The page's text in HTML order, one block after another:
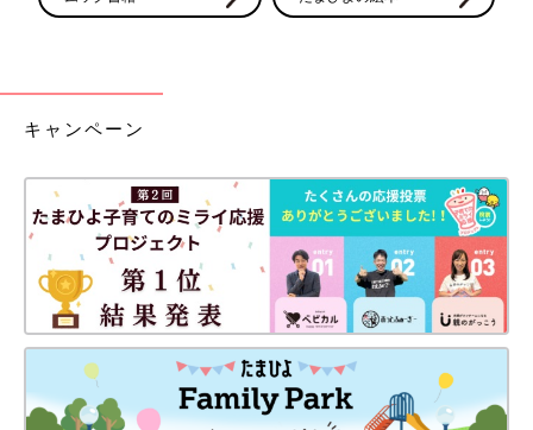
キャンペーン